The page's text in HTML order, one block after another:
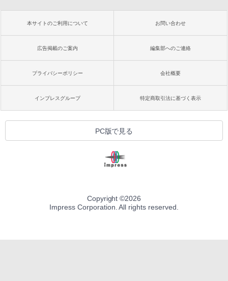
本サイトのご利用について お問い合わせ
広告掲載のご案内 編集部へのご連絡
プライバシーポリシー 会社概要
インプレスグループ 特定商取引法に基づく表示
PC版で見る
Copyright ©2026
Impress Corporation. All rights reserved.